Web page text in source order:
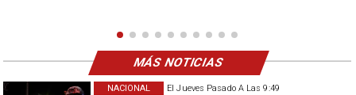
El Jueves Pasado A Las 9:49
NACIONAL
MÁS NOTICIAS